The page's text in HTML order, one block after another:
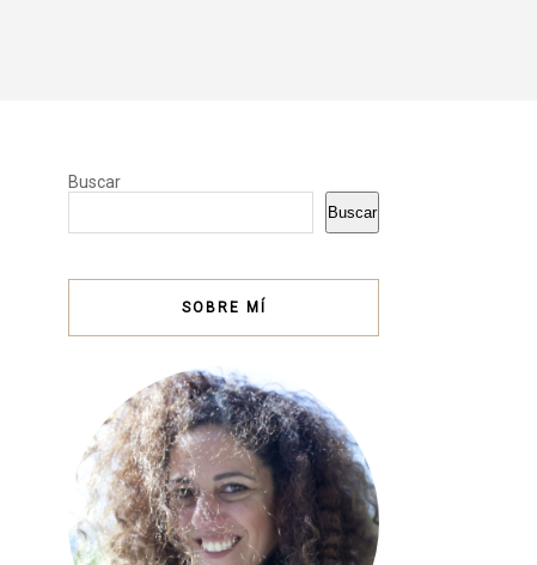
Buscar
Buscar
SOBRE MÍ